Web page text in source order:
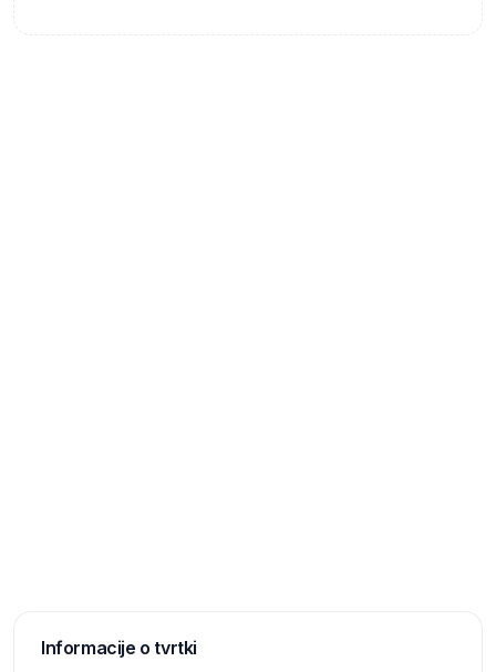
Informacije o tvrtki